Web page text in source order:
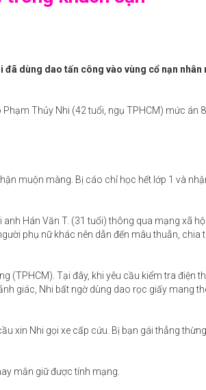
dùng dao tấn công vào vùng cổ nạn nhân
Thủy Nhi (42 tuổi, ngụ TPHCM) mức án
muộn màng. Bị cáo chỉ học hết lớp 1 và
Hán Văn T. (31 tuổi) thông qua mạng xã
phụ nữ khác nên dẫn đến mâu thuẫn, chia
(TPHCM). Tại đây, khi yêu cầu kiểm tra điện
giác, Nhi bất ngờ dùng dao rọc giấy mang
xin Nhi gọi xe cấp cứu. Bị bạn gái thẳng
mắn giữ được tính mạng.